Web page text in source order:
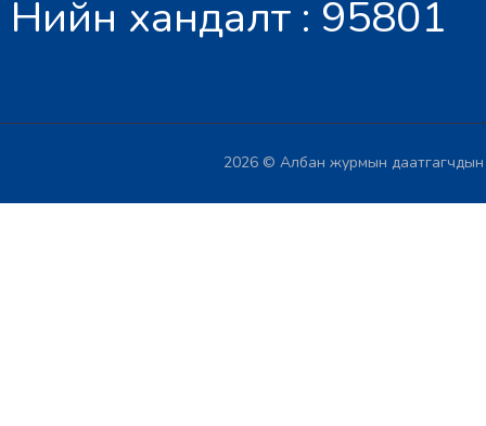
Нийн хандалт : 95801
2026 © Албан журмын даатгагчдын